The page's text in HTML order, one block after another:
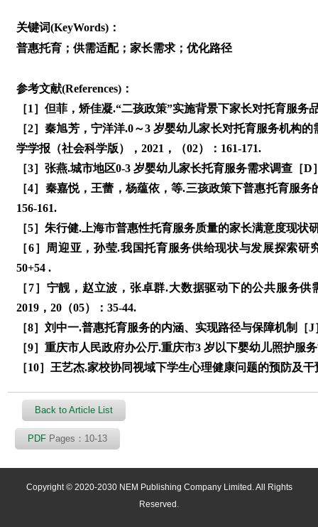
关键词(KeyWords)：
普惠托育；供需适配；家长需求；优化路径
参考文献(References)：
［1］但菲，矫佳凝.“二孩政策”实施背景下家长对托育服务
［2］秦旭芳，宁洋洋.0～3 岁婴幼儿家长对托育服务机
学学报（社会科学版），2021，（02）：161-171.
［3］张燕.城市地区0-3 岁婴幼儿家长托育服务需求调查［D
［4］秦嘉悦，王蕾，杨蕴依，等.三孩政策下普惠托育服
156-161.
［5］朱行健.上海市普惠性托育服务质量的家长满意度现状
［6］周迎亚，孙莹.我国托育服务供给现状与发展探索
50+54 .
［7］宁靓，赵立波，张卓群.大数据驱动下的公共服务
2019，20（05）：35-44.
［8］刘中一.普惠托育服务的内涵、实现路径与保障机制［
［9］重庆市人民政府办公厅.重庆市3 岁以下婴幼儿照护服
［10］王艺杰.家校协同视域下学生心理健康问题的预防及
Back to Article List
PDF Pages：10-13
Copyright © 2020-2030 NEM Publishing Company Limited. All Rights
Reserved.